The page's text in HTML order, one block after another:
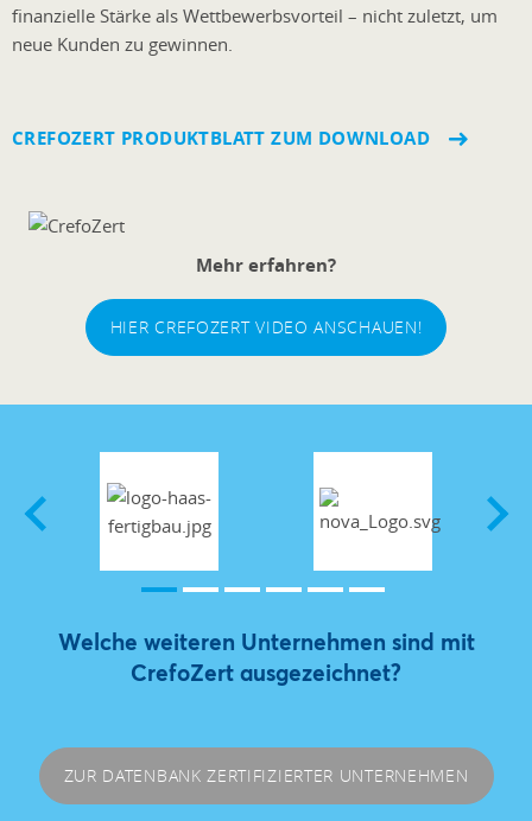
finanzielle Stärke als Wettbewerbsvorteil – nicht zuletzt, um
neue Kunden zu gewinnen.
CREFOZERT PRODUKTBLATT ZUM DOWNLOAD
Mehr erfahren?
HIER CREFOZERT VIDEO ANSCHAUEN!
Welche weiteren Unternehmen sind mit
CrefoZert ausgezeichnet?
ZUR DATENBANK ZERTIFIZIERTER UNTERNEHMEN